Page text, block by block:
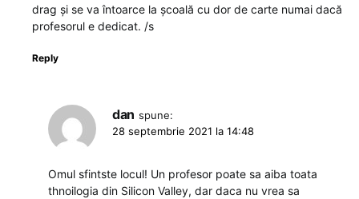
drag și se va întoarce la școală cu dor de carte numai dacă
profesorul e dedicat. /s
Reply
dan spune:
28 septembrie 2021 la 14:48
Omul sfintste locul! Un profesor poate sa aiba toata
thnoilogia din Silicon Valley, dar daca nu vrea sa